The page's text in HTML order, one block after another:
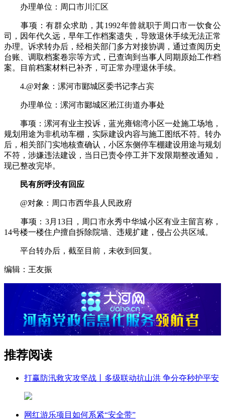
办理单位：周口市川汇区
事项：有群众求助，其1992年曾就职于周口市一饮食公
司，因年代久远，早年工作档案遗失，导致退休手续无法正常
办理。诉求转办后，经相关部门多方对接协调，通过查阅历史
台账、调取档案卷宗等方式，已查询到当事人同期原始工作档
案。目前档案材料已补齐，可正常办理退休手续。
4.@对象：漯河市郾城区委书记李占宾
办理单位：漯河市郾城区淞江街道办事处
事项：漯河有业主投诉，蓝光雍锦湾小区一处施工场地，
规划用途为非机动车棚，实际建设内容与施工图纸不符。转办
后，相关部门实地核查确认，小区东侧停车棚建设用途与规划
不符，涉嫌违法建设，当日已责令停工并下发限期整改通知，
现已整改完毕。
民有所呼没有回应
@对象：周口市西华县人民政府
事项：3月13日，周口市永秀中华城小区有业主留言称，
14号楼一楼住户擅自拆除院墙、违规扩建，侵占公共区域。
平台转办后，截至目前，未收到回复。
编辑：王友振
推荐阅读
打赢防汛救灾攻坚战丨多级联动抗山洪 争分夺秒护平安
网红游乐项目如何系紧“安全带”